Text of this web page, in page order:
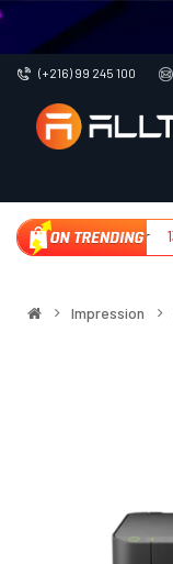
(+216) 99 245 100
WIFI d'intér 139 DT
Impression